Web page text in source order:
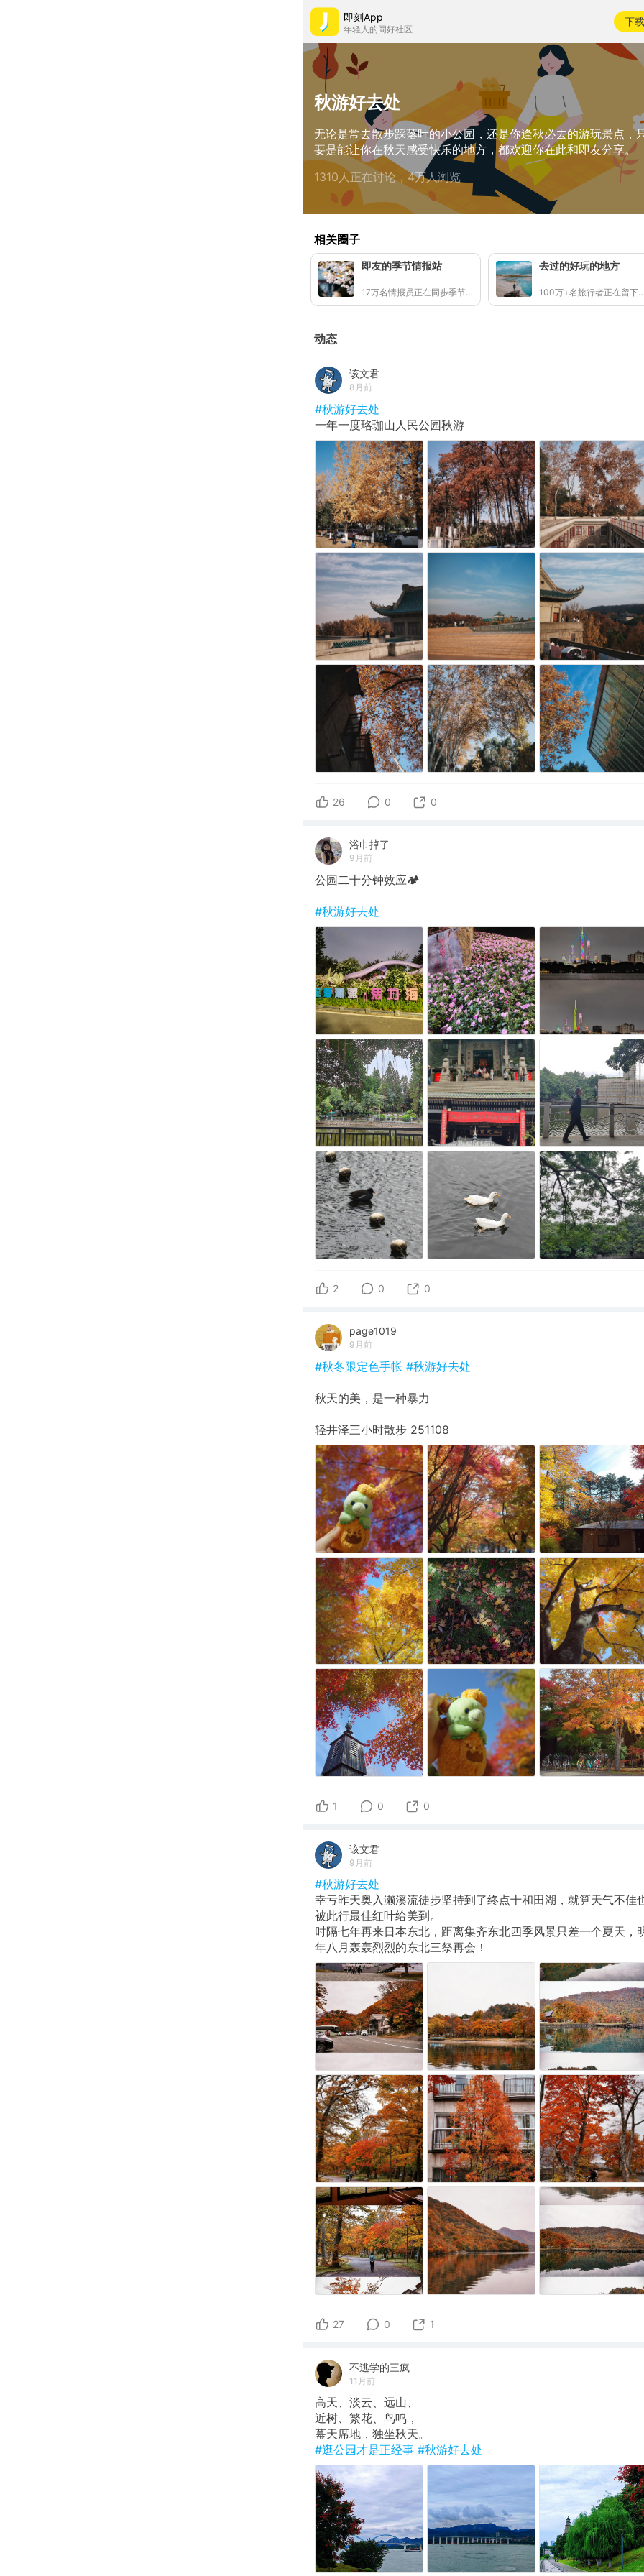
即刻App
年轻人的同好社区
下载
秋游好去处
无论是常去散步踩落叶的小公园，还是你逢秋必去的游玩景点，
要是能让你在秋天感受快乐的地方，都欢迎你在此和即友分享。
1310人正在讨论，4万人浏览
相关圈子
即友的季节情报站
17万名情报员正在同步季节的讯号
去过的好玩的地方
100万+名旅行
动态
该文君
8月前
#秋游好去处
一年一度珞珈山人民公园秋游
26 0 0
浴巾掉了
9月前
公园二十分钟效应🏕
#秋游好去处
2 0 0
page1019
9月前
#秋冬限定色手帐 #秋游好去处
秋天的美，是一种暴力
轻井泽三小时散步 251108
1 0 0
该文君
9月前
#秋游好去处
幸亏昨天奥入濑溪流徒步坚持到了终点十和田湖，就算天气不佳
被此行最佳红叶给美到。
时隔七年再来日本东北，距离集齐东北四季风景只差一个夏天，
年八月轰轰烈烈的东北三祭再会！
27 0 1
不逃学的三疯
11月前
高天、淡云、远山、
近树、繁花、鸟鸣，
幕天席地，独坐秋天。
#逛公园才是正经事 #秋游好去处